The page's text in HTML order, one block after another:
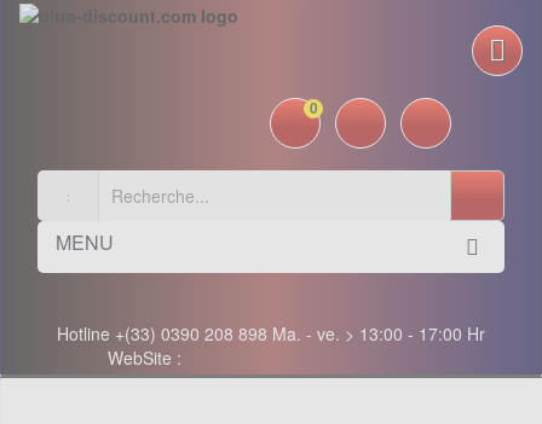
0
MENU
Hotline +(33) 0390 208 898 Ma. - ve. > 13:00 - 17:00 Hr
WebSite :